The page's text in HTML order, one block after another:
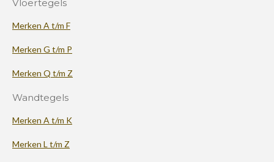
Vloertegels
Merken A t/m F
Merken G t/m P
Merken Q t/m Z
Wandtegels
Merken A t/m K
Merken L t/m Z